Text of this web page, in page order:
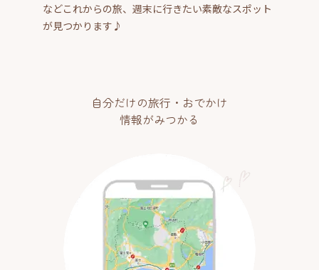
などこれからの旅、週末に行きたい素敵なスポット
が見つかります♪
自分だけの旅行・おでかけ
情報がみつかる